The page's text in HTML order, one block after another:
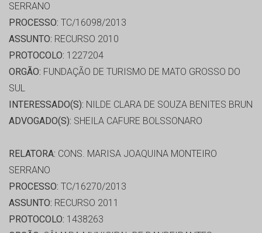
SERRANO
PROCESSO: TC/16098/2013
ASSUNTO: RECURSO 2010
PROTOCOLO: 1227204
ORGÃO: FUNDAÇÃO DE TURISMO DE MATO GROSSO DO
SUL
INTERESSADO(S): NILDE CLARA DE SOUZA BENITES BRUN
ADVOGADO(S): SHEILA CAFURE BOLSSONARO
RELATORA: CONS. MARISA JOAQUINA MONTEIRO
SERRANO
PROCESSO: TC/16270/2013
ASSUNTO: RECURSO 2011
PROTOCOLO: 1438263